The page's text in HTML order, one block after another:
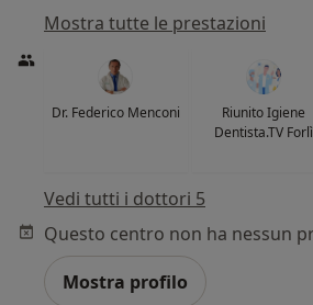
Mostra tutte le prestazioni
Dr. Federico Menconi
Riunito Igiene
Dentista.TV Forlì
Vedi tutti i dottori 5
Mostra profilo